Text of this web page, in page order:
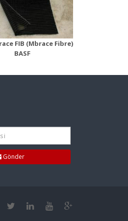
FIB (Mbrace Fibre)
BASF
Laminate)
Ürün Detayı
Gönder